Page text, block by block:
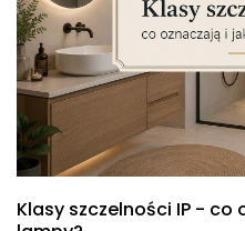
Klasy szczelności IP -